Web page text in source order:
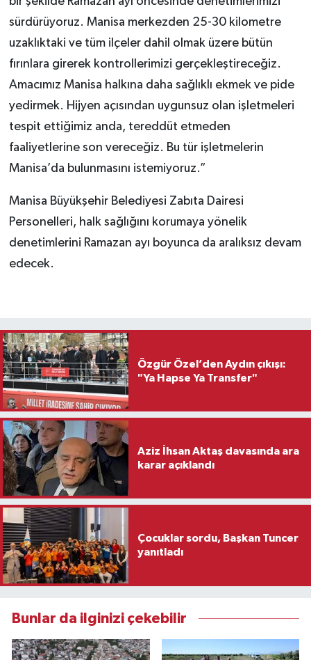
sürdürüyoruz. Manisa merkezden 25-30 kilometre
uzaklıktaki ve tüm ilçeler dahil olmak üzere bütün
fırınlara girerek kontrollerimizi gerçekleştireceğiz.
Amacımız Manisa halkına daha sağlıklı ekmek ve pide
yedirmek. Hijyen açısından uygunsuz olan işletmeleri
tespit ettiğimiz anda, tereddüt etmeden
faaliyetlerine son vereceğiz. Bu tür işletmelerin
Manisa’da bulunmasını istemiyoruz.”
Manisa Büyükşehir Belediyesi Zabıta Dairesi
Personelleri, halk sağlığını korumaya yönelik
denetimlerini Ramazan ayı boyunca da aralıksız devam
edecek.
Özgür Özel’den Aydın çıkışı:
"Ya Hapse Ya Transfer"
Aziz İhsan Aktaş davasında ara
karar açıklandı
Çocuklar sordu, Başkan Tuncer
yanıtladı
Bunlar da ilginizi çekebilir